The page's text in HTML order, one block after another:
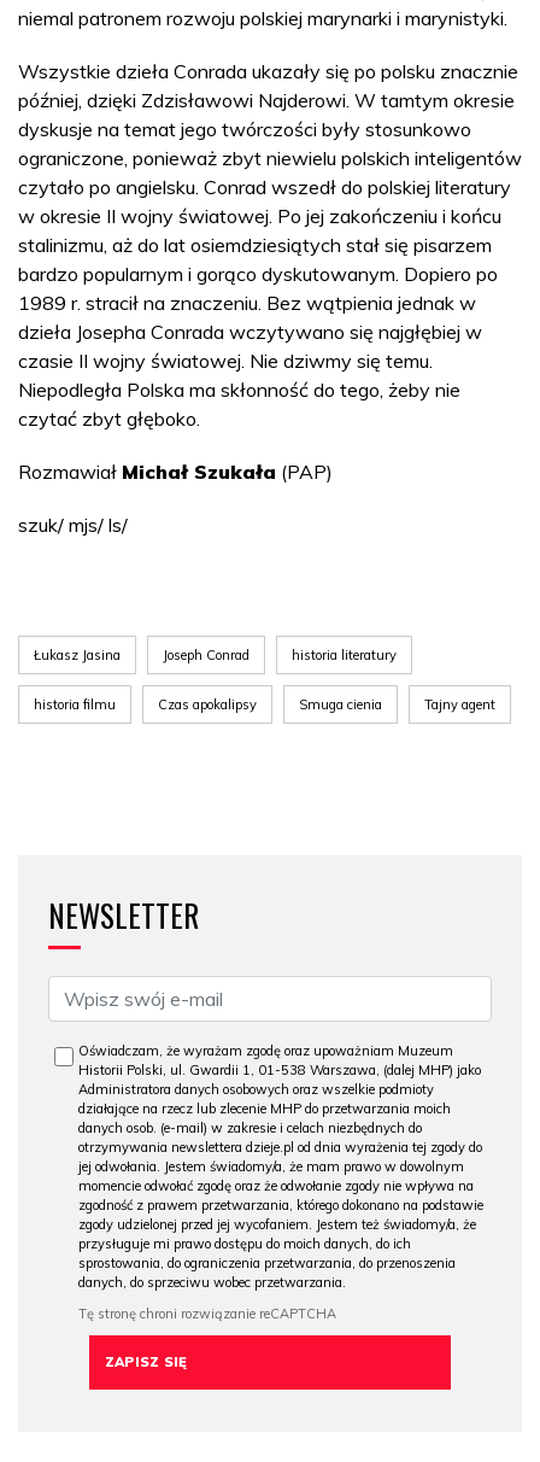
niemal patronem rozwoju polskiej marynarki i marynistyki.
Wszystkie dzieła Conrada ukazały się po polsku znacznie
później, dzięki Zdzisławowi Najderowi. W tamtym okresie
dyskusje na temat jego twórczości były stosunkowo
ograniczone, ponieważ zbyt niewielu polskich inteligentów
czytało po angielsku. Conrad wszedł do polskiej literatury
w okresie II wojny światowej. Po jej zakończeniu i końcu
stalinizmu, aż do lat osiemdziesiątych stał się pisarzem
bardzo popularnym i gorąco dyskutowanym. Dopiero po
1989 r. stracił na znaczeniu. Bez wątpienia jednak w
dzieła Josepha Conrada wczytywano się najgłębiej w
czasie II wojny światowej. Nie dziwmy się temu.
Niepodległa Polska ma skłonność do tego, żeby nie
czytać zbyt głęboko.
Rozmawiał Michał Szukała (PAP)
szuk/ mjs/ ls/
Łukasz Jasina Joseph Conrad historia literatury
historia filmu Czas apokalipsy Smuga cienia Tajny agent
NEWSLETTER
Oświadczam, że wyrażam zgodę oraz upoważniam Muzeum
Historii Polski, ul. Gwardii 1, 01-538 Warszawa, (dalej MHP) jako
Administratora danych osobowych oraz wszelkie podmioty
działające na rzecz lub zlecenie MHP do przetwarzania moich
danych osob. (e-mail) w zakresie i celach niezbędnych do
otrzymywania newslettera dzieje.pl od dnia wyrażenia tej zgody do
jej odwołania. Jestem świadomy/a, że mam prawo w dowolnym
momencie odwołać zgodę oraz że odwołanie zgody nie wpływa na
zgodność z prawem przetwarzania, którego dokonano na podstawie
zgody udzielonej przed jej wycofaniem. Jestem też świadomy/a, że
przysługuje mi prawo dostępu do moich danych, do ich
sprostowania, do ograniczenia przetwarzania, do przenoszenia
danych, do sprzeciwu wobec przetwarzania.